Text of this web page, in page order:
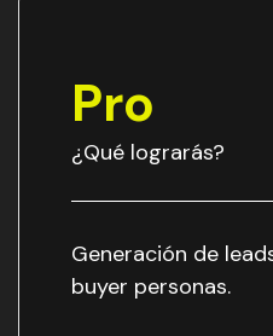
Pro
¿Qué lograrás?
Generación de
buyer personas.